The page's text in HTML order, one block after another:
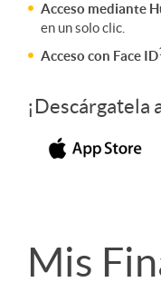
M
L
Acceso mediante
en un solo clic.
Acceso con Face ID1
¡Descárgatela
M
Mis